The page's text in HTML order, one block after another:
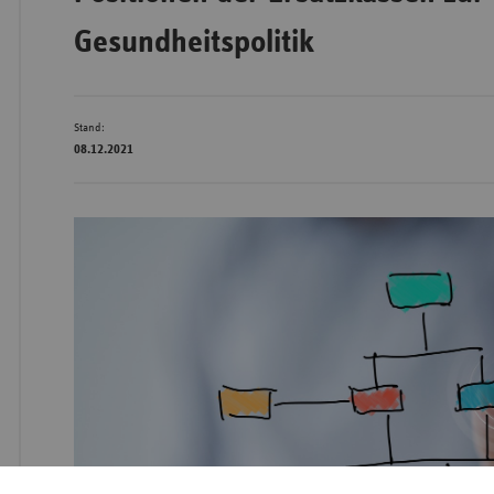
Hessen
Gesundheitspolitik
Stand:
08.12.2021